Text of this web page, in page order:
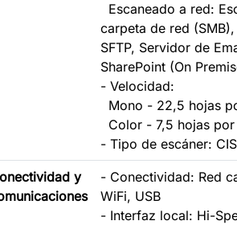
Escaneado a red:
carpeta de red (SMB),
SFTP, Servidor de
SharePoint (On
- Velocidad:
Mono - 22,5 hojas
Color - 7,5 hojas
- Tipo de escáner: CIS
y
- Conectividad: Red
WiFi, USB
- Interfaz local: Hi-